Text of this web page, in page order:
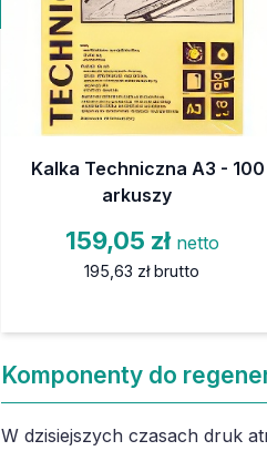
Kalka Techniczna A3 - 100
arkuszy
159,05 zł netto
195,63 zł brutto
Komponenty do
W dzisiejszych czasach druk